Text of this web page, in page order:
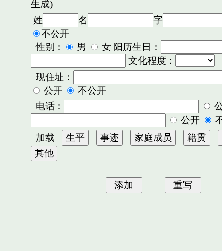
生成)
姓
名
字
不公开
性别：
男
女 阳历生日：
文化程度：
现住址：
公开
不公开
电话：
公开
加载